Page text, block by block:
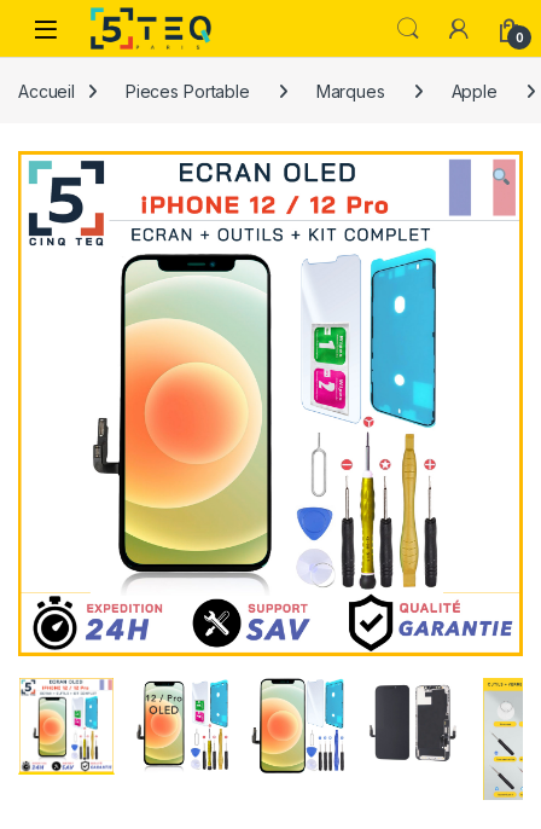
Passer à la navigation
Aller au contenu
0
Accueil Pieces Portable Marques Apple